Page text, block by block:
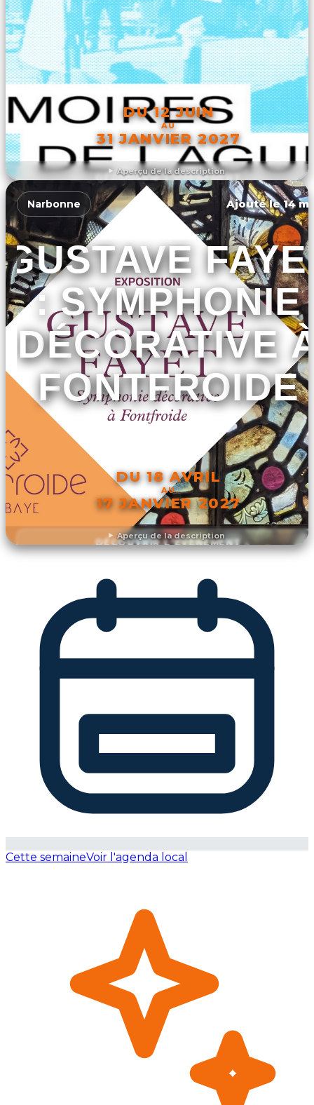
Aperçu de la description
DU 12 JUIN
AU
31 JANVIER 2027
DÉCOUVRIR L'ÉVÉNEMENT
Aperçu de la description
Narbonne Ajouté le 14
GUSTAVE
: SYMPHONIE
DÉCORATIVE
FONTFROIDE
DU 18 AVRIL
AU
17 JANVIER 2027
DÉCOUVRIR L'ÉVÉNEMENT
Cette semaineVoir l'agenda local